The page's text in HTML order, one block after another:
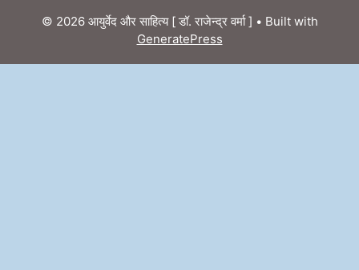
© 2026 आयुर्वेद और साहित्य [ डॉ. राजेन्द्र वर्मा ] • Built with
GeneratePress